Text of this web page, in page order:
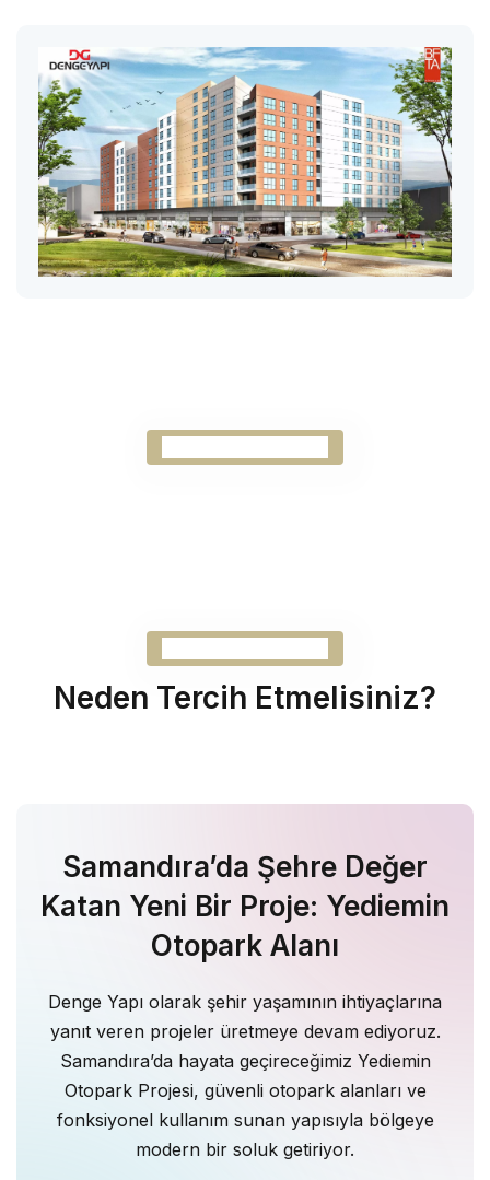
Neden Tercih Etmelisiniz?
Samandıra’da Şehre Değer
Katan Yeni Bir Proje: Yediemin
Otopark Alanı
Denge Yapı olarak şehir yaşamının ihtiyaçlarına
yanıt veren projeler üretmeye devam ediyoruz.
Samandıra’da hayata geçireceğimiz Yediemin
Otopark Projesi, güvenli otopark alanları ve
fonksiyonel kullanım sunan yapısıyla bölgeye
modern bir soluk getiriyor.